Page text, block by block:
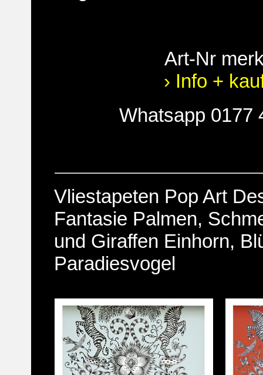
Art-Nr
› Info +
Whatsapp 0177
Vliestapeten Pop Art
Fantasie Palmen,
und Giraffen Einhorn,
Paradiesvogel